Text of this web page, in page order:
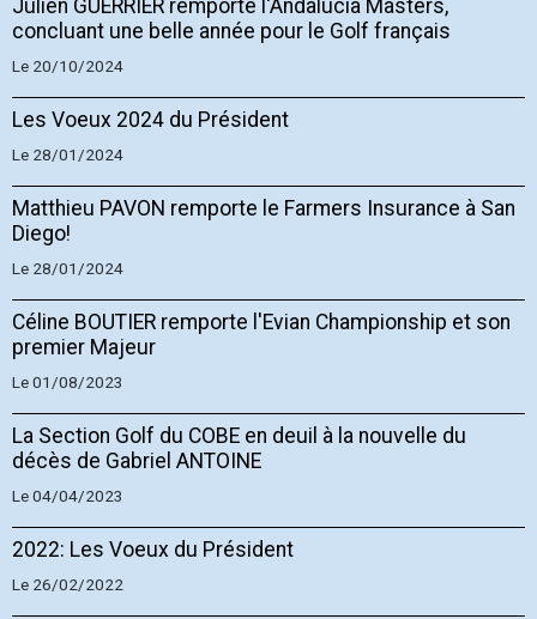
Julien GUERRIER remporte l'Andalucia Masters,
concluant une belle année pour le Golf français
Le 20/10/2024
Les Voeux 2024 du Président
Le 28/01/2024
Matthieu PAVON remporte le Farmers Insurance à San
Diego!
Le 28/01/2024
Céline BOUTIER remporte l'Evian Championship et son
premier Majeur
Le 01/08/2023
La Section Golf du COBE en deuil à la nouvelle du
décès de Gabriel ANTOINE
Le 04/04/2023
2022: Les Voeux du Président
Le 26/02/2022